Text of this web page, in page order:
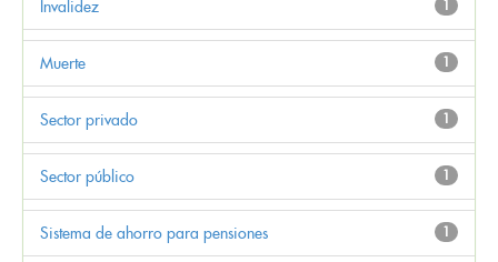
1
Invalidez
1
Muerte
1
Sector privado
1
Sector público
1
Sistema de ahorro para pensiones